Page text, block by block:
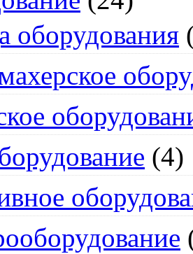
оборудования
(4)